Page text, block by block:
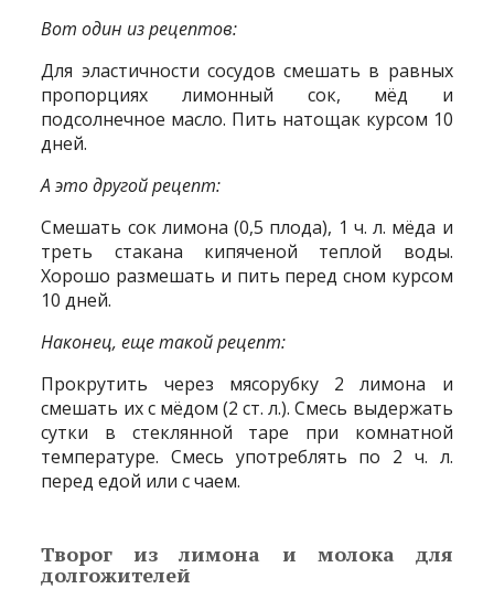
Вот один из рецептов:
Для эластичности сосудов смешать в равных
пропорциях лимонный сок, мёд и
подсолнечное масло. Пить натощак курсом 10
дней.
А это другой рецепт:
Смешать сок лимона (0,5 плода), 1 ч. л. мёда и
треть стакана кипяченой теплой воды.
Хорошо размешать и пить перед сном курсом
10 дней.
Наконец, еще такой рецепт:
Прокрутить через мясорубку 2 лимона и
смешать их с мёдом (2 ст. л.). Смесь выдержать
сутки в стеклянной таре при комнатной
температуре. Смесь употреблять по 2 ч. л.
перед едой или с чаем.
Творог из лимона и молока для
долгожителей